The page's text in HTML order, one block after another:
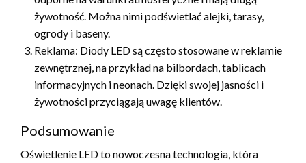
żywotność. Można nimi podświetlać alejki, tarasy,
ogrody i baseny.
Reklama: Diody LED są często stosowane w reklamie
zewnętrznej, na przykład na bilbordach, tablicach
informacyjnych i neonach. Dzięki swojej jasności i
żywotności przyciągają uwagę klientów.
Podsumowanie
Oświetlenie LED to nowoczesna technologia, która